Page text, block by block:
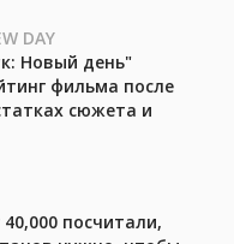
DAY
Новый день"
фильма после
сюжета и
посчитали,